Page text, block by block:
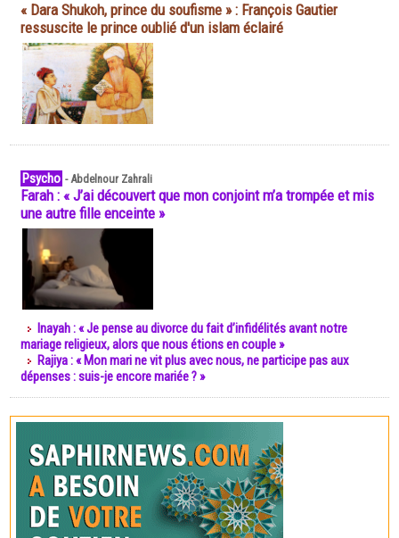
« Dara Shukoh, prince du soufisme » : François Gautier
ressuscite le prince oublié d'un islam éclairé
Psycho -Abdelnour Zahrali
Farah : « J’ai découvert que mon conjoint m’a trompée et mis
une autre fille enceinte »
Inayah : « Je pense au divorce du fait d’infidélités avant notre
mariage religieux, alors que nous étions en couple »
Rajiya : « Mon mari ne vit plus avec nous, ne participe pas aux
dépenses : suis-je encore mariée ? »